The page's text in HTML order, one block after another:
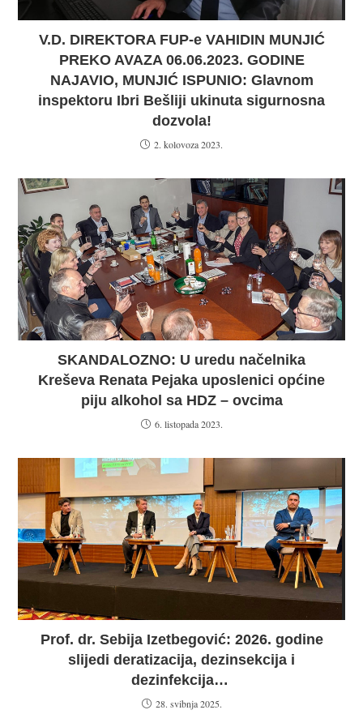
V.D. DIREKTORA FUP-e VAHIDIN MUNJIĆ
PREKO AVAZA 06.06.2023. GODINE
NAJAVIO, MUNJIĆ ISPUNIO: Glavnom
inspektoru Ibri Bešliji ukinuta sigurnosna
dozvola!
2. kolovoza 2023.
SKANDALOZNO: U uredu načelnika
Kreševa Renata Pejaka uposlenici općine
piju alkohol sa HDZ – ovcima
6. listopada 2023.
Prof. dr. Sebija Izetbegović: 2026. godine
slijedi deratizacija, dezinsekcija i
dezinfekcija…
28. svibnja 2025.